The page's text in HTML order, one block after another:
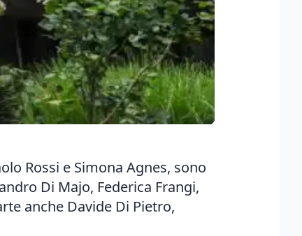
Rossi e Simona Agnes, sono
Di Majo, Federica Frangi,
anche Davide Di Pietro,